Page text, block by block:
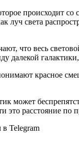
происходит со
луч света
что весь
далекой
красное
может
это расстояние по
Telegram